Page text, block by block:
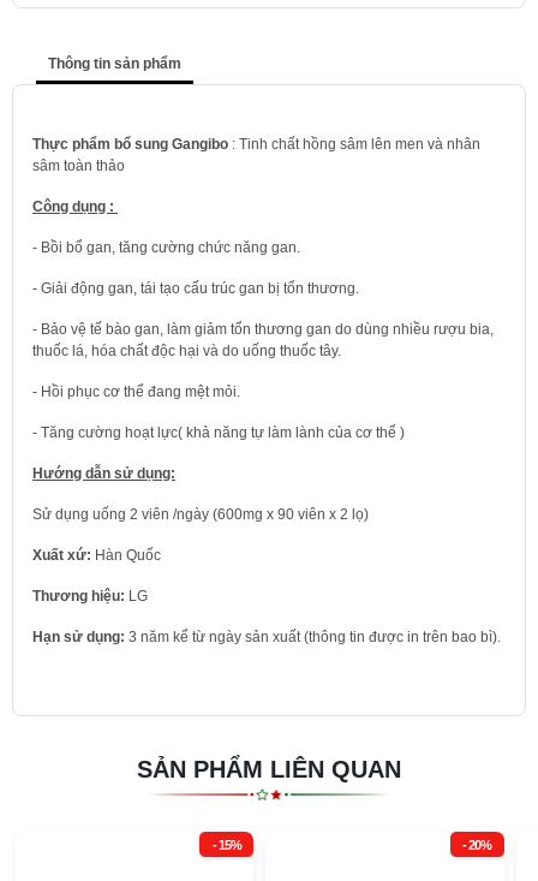
Thông tin sản phẩm
Thực phẩm bổ sung Gangibo : Tinh chất hồng sâm lên men và nhân
sâm toàn thảo
Công dụng :
- Bồi bổ gan, tăng cường chức năng gan.
- Giải động gan, tái tạo cấu trúc gan bị tổn thương.
- Bảo vệ tế bào gan, làm giảm tổn thương gan do dùng nhiều rượu bia,
thuốc lá, hóa chất độc hại và do uống thuốc tây.
- Hồi phục cơ thể đang mệt mỏi.
- Tăng cường hoạt lực( khả năng tự làm lành của cơ thể )
Hướng dẫn sử dụng:
Sử dụng uống 2 viên /ngày (600mg x 90 viên x 2 lọ)
Xuất xứ: Hàn Quốc
Thương hiệu: LG
Hạn sử dụng: 3 năm kể từ ngày sản xuất (thông tin được in trên bao bì).
SẢN PHẨM LIÊN QUAN
- 15% - 20%